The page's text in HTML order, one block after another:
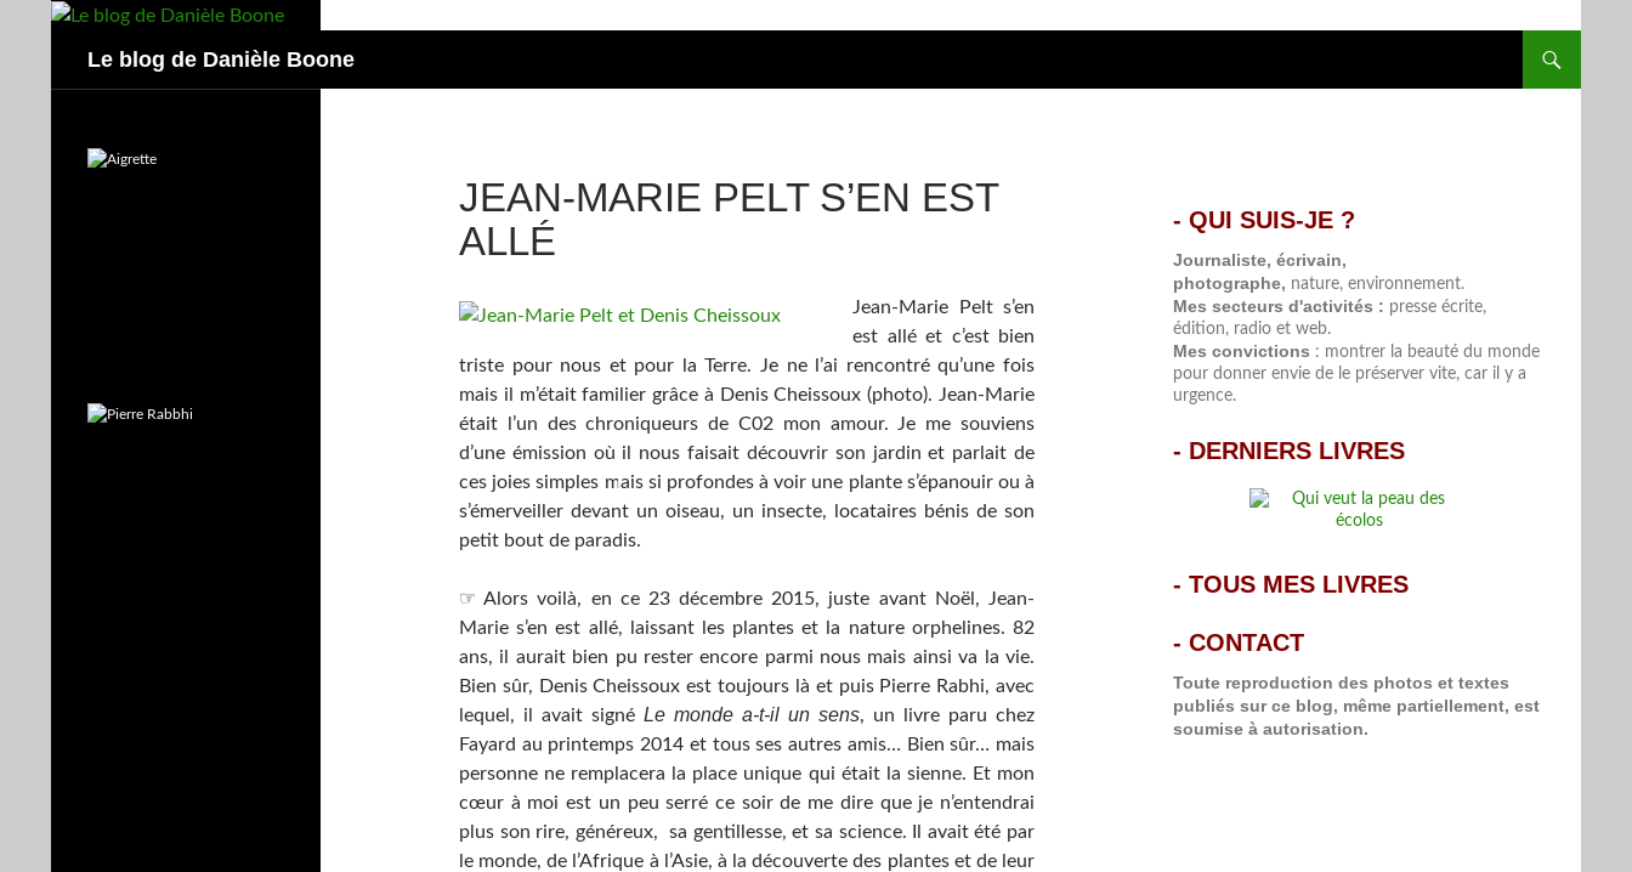
Le blog de Danièle Boone
JEAN-MARIE PELT S’EN EST
ALLÉ
Jean-Marie Pelt s’en
est allé et c’est bien
triste pour nous et pour la Terre. Je ne l’ai rencontré qu’une fois
mais il m’était familier grâce à Denis Cheissoux (photo). Jean-Marie
était l’un des chroniqueurs de C02 mon amour. Je me souviens
d’une émission où il nous faisait découvrir son jardin et parlait de
ces joies simples mais si profondes à voir une plante s’épanouir ou à
s’émerveiller devant un oiseau, un insecte, locataires bénis de son
petit bout de paradis.
☞ Alors voilà, en ce 23 décembre 2015, juste avant Noël, Jean-
Marie s’en est allé, laissant les plantes et la nature orphelines. 82
ans, il aurait bien pu rester encore parmi nous mais ainsi va la vie.
Bien sûr, Denis Cheissoux est toujours là et puis Pierre Rabhi, avec
lequel, il avait signé Le monde a-t-il un sens, un livre paru chez
Fayard au printemps 2014 et tous ses autres amis… Bien sûr… mais
personne ne remplacera la place unique qui était la sienne. Et mon
cœur à moi est un peu serré ce soir de me dire que je n’entendrai
plus son rire, généreux, sa gentillesse, et sa science. Il avait été par
le monde, de l’Afrique à l’Asie, à la découverte des plantes et de leur
- QUI SUIS-JE ?
Journaliste, écrivain,
photographe, nature, environnement.
Mes secteurs d'activités : presse écrite,
édition, radio et web.
Mes convictions : montrer la beauté du monde
pour donner envie de le préserver vite, car il y a
urgence.
- DERNIERS LIVRES
- TOUS MES LIVRES
- CONTACT
Toute reproduction des photos et textes
publiés sur ce blog, même partiellement, est
soumise à autorisation.